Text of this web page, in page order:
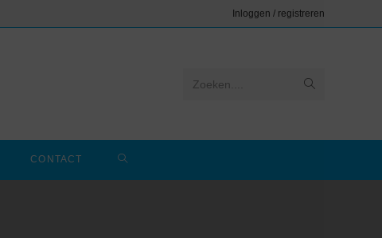
Inloggen / registreren
Zoeken....
CONTACT